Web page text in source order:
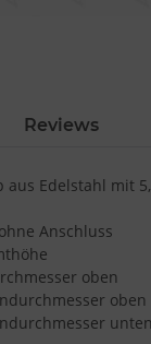
Reviews
aus Edelstahl mit
Anschluss
oben
oben
unten